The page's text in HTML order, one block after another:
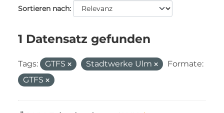
Sortieren nach
1 Datensatz gefunden
Tags: GTFS Stadtwerke Ulm
Formate:
GTFS